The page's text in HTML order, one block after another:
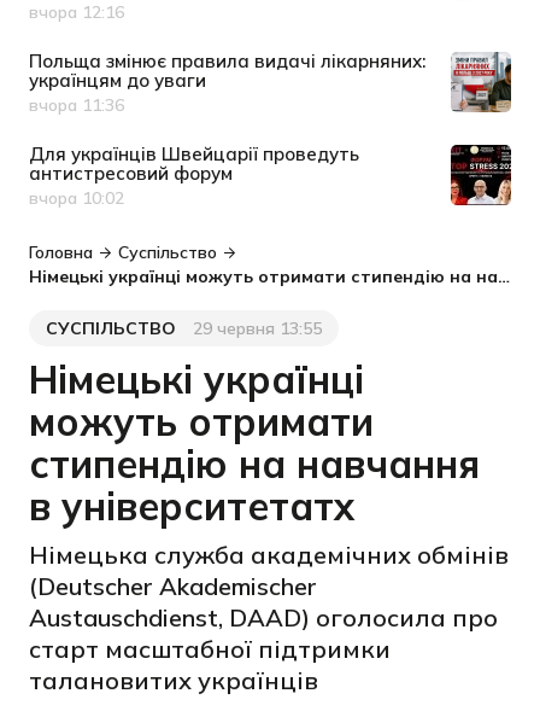
Дата публікації
вчора 12:16
Польща змінює правила видачі лікарняних:
українцям до уваги
Дата публікації
вчора 11:36
Для українців Швейцарії проведуть
антистресовий форум
Дата публікації
вчора 10:02
Головна
Суспільство
Німецькі українці можуть отримати стипендію на навчання в університетатх
Категорія
СУСПІЛЬСТВО
Дата публікації29 червня 13:55
Німецькі українці
можуть отримати
стипендію на навчання
в університетатх
Німецька служба академічних обмінів
(Deutscher Akademischer
Austauschdienst, DAAD) оголосила про
старт масштабної підтримки
талановитих українців